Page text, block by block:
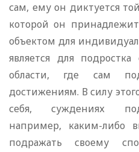
сам, ему он диктуется
которой он
объектом для
является для
области, где сам
достижениям. В силу
себя, суждениях
например, каким-либо
подражать своему